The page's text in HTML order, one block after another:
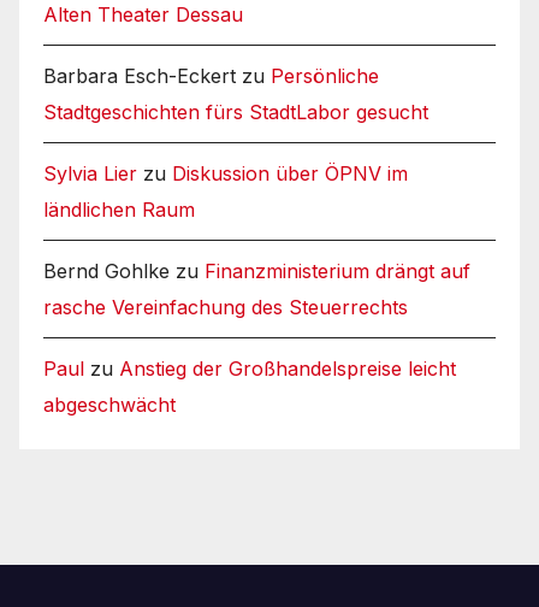
Alten Theater Dessau
Barbara Esch-Eckert zu Persönliche
Stadtgeschichten fürs StadtLabor gesucht
Sylvia Lier zu Diskussion über ÖPNV im
ländlichen Raum
Bernd Gohlke zu Finanzministerium drängt auf
rasche Vereinfachung des Steuerrechts
Paul zu Anstieg der Großhandelspreise leicht
abgeschwächt